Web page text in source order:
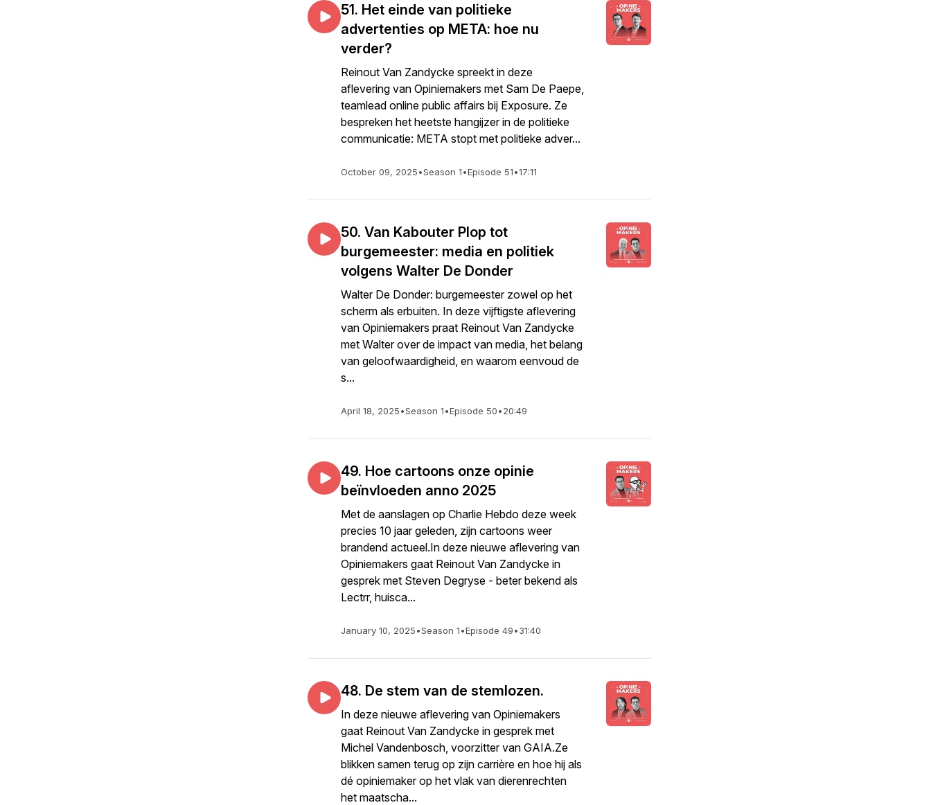
51. Het einde van politieke
advertenties op META: hoe nu
verder?
Reinout Van Zandycke spreekt in deze
aflevering van Opiniemakers met Sam De Paepe,
teamlead online public affairs bij Exposure. Ze
bespreken het heetste hangijzer in de politieke
communicatie: META stopt met politieke adver...
October 09, 2025•Season 1•Episode 51•17:11
50. Van Kabouter Plop tot
burgemeester: media en politiek
volgens Walter De Donder
Walter De Donder: burgemeester zowel op het
scherm als erbuiten. In deze vijftigste aflevering
van Opiniemakers praat Reinout Van Zandycke
met Walter over de impact van media, het belang
van geloofwaardigheid, en waarom eenvoud de
s...
April 18, 2025•Season 1•Episode 50•20:49
49. Hoe cartoons onze opinie
beïnvloeden anno 2025
Met de aanslagen op Charlie Hebdo deze week
precies 10 jaar geleden, zijn cartoons weer
brandend actueel.In deze nieuwe aflevering van
Opiniemakers gaat Reinout Van Zandycke in
gesprek met Steven Degryse - beter bekend als
Lectrr, huisca...
January 10, 2025•Season 1•Episode 49•31:40
48. De stem van de stemlozen.
In deze nieuwe aflevering van Opiniemakers
gaat Reinout Van Zandycke in gesprek met
Michel Vandenbosch, voorzitter van GAIA.Ze
blikken samen terug op zijn carrière en hoe hij als
dé opiniemaker op het vlak van dierenrechten
het maatscha...